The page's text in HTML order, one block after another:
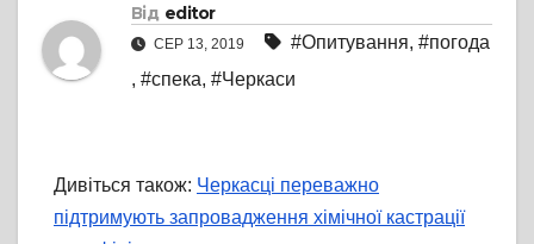
Від editor
СЕР 13, 2019 #Опитування, #погода
, #спека, #Черкаси
Дивіться також: Черкасці переважно
підтримують запровадження хімічної кастрації